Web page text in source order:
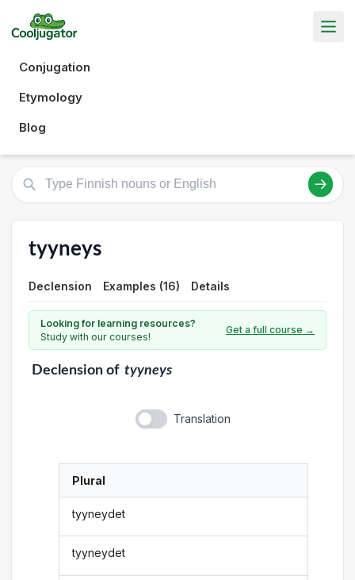
Conjugation
Etymology
Blog
tyyneys
Declension Examples (16) Details
Looking for learning resources?
Study with our courses!
Get a full course →
Declensionof tyyneys
Translation
Plural
tyyneydet
tyyneydet